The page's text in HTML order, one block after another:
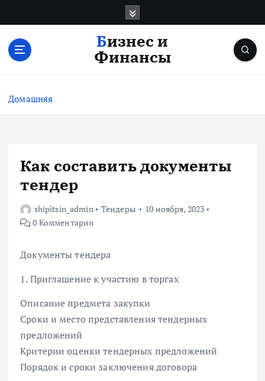
с
Бизнес и
Финансы
Домашняя
Как составить документы
тендер
shipitsin_admin Тендеры
10 ноября, 2023
0 Комментарии
Документы тендера
1. Приглашение к участию в торгах
Описание предмета закупки
Сроки и место представления тендерных
предложений
Критерии оценки тендерных предложений
Порядок и сроки заключения договора